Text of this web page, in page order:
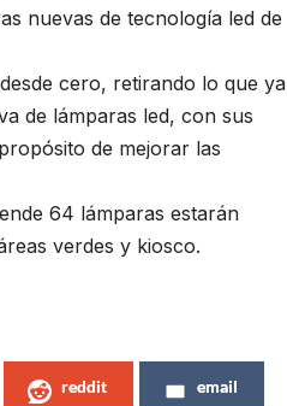
nuevas de tecnología led de
cero, retirando lo que ya
de lámparas led, con sus
de mejorar las
64 lámparas estarán
verdes y kiosco.
reddit email